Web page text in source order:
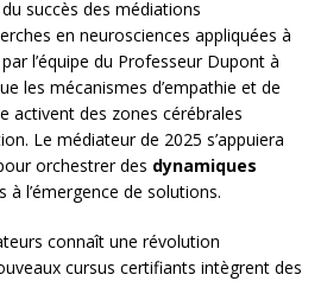
du succès des médiations
en neurosciences appliquées à
l’équipe du Professeur Dupont à
les mécanismes d’empathie et de
activent des zones cérébrales
Le médiateur de 2025 s’appuiera
orchestrer des dynamiques
à l’émergence de solutions.
connaît une révolution
cursus certifiants intègrent des